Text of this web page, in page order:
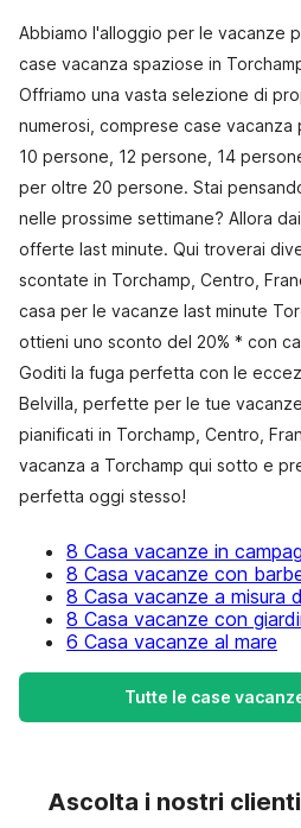
Abbiamo l'alloggio per le vacanze
case vacanza spaziose in
Offriamo una vasta selezione di
numerosi, comprese case
10 persone, 12 persone, 14
per oltre 20 persone. Stai
nelle prossime settimane? Allora
offerte last minute. Qui troverai
scontate in Torchamp, Centro,
casa per le vacanze last minute
ottieni uno sconto del 20% * con
Goditi la fuga perfetta con le
Belvilla, perfette per le tue
pianificati in Torchamp, Centro,
vacanza a Torchamp qui sotto e
perfetta oggi stesso!
8 Casa vacanze in
8 Casa vacanze con
8 Casa vacanze a misura
8 Casa vacanze con
6 Casa vacanze al mare
Tutte le case
Ascolta i nostri